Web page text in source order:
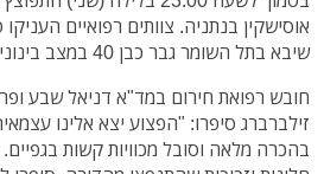
אוסישקין בנתניה. צוותים רפואיים העניקו
שיבא בתל השומר גבר כבן 40 במצב בינוני עם כוויות בגפיים.
חובש רפואת חירום במד"א דניאל שבע
זילברברג סיפרו: "הפצוע יצא אלינו
בהכרה מלאה וסובל מכוויות קשות